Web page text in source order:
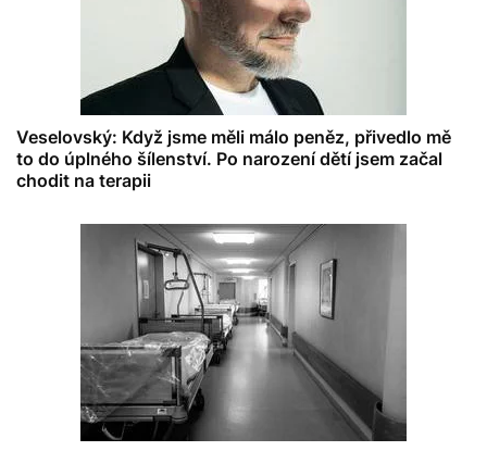
Veselovský: Když jsme měli málo peněz, přivedlo mě
to do úplného šílenství. Po narození dětí jsem začal
chodit na terapii